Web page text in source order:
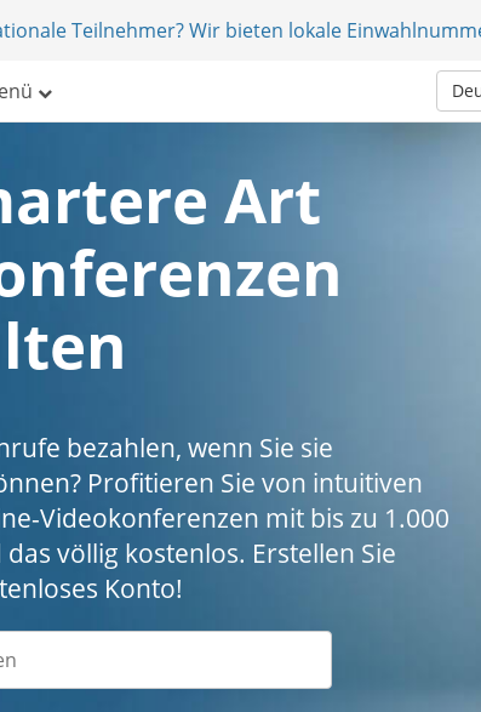
Teilnehmer? Wir bieten lokale
Art
bezahlen, wenn Sie sie
Profitieren Sie von intuitiven
Videokonferenzen mit bis zu 1.000
völlig kostenlos. Erstellen Sie
Konto!